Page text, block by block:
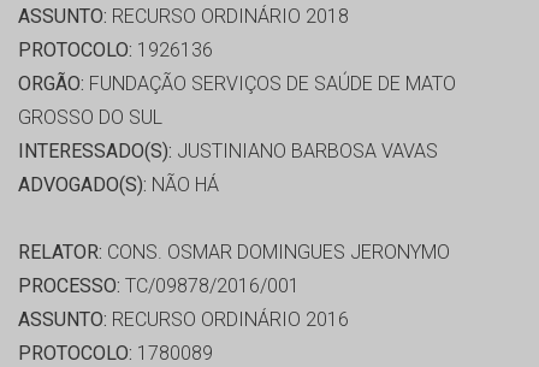
ASSUNTO: RECURSO ORDINÁRIO 2018
PROTOCOLO: 1926136
ORGÃO: FUNDAÇÃO SERVIÇOS DE SAÚDE DE MATO
GROSSO DO SUL
INTERESSADO(S): JUSTINIANO BARBOSA VAVAS
ADVOGADO(S): NÃO HÁ
RELATOR: CONS. OSMAR DOMINGUES JERONYMO
PROCESSO: TC/09878/2016/001
ASSUNTO: RECURSO ORDINÁRIO 2016
PROTOCOLO: 1780089